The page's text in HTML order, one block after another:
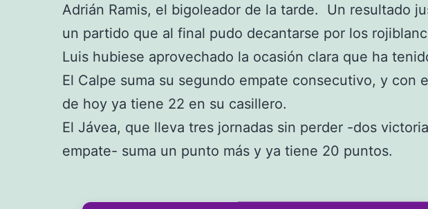
Adrián Ramis, el bigoleador de la tarde. Un resultado
un partido que al final pudo decantarse por los
Luis hubiese aprovechado la ocasión clara que ha
El Calpe suma su segundo empate consecutivo, y con
de hoy ya tiene 22 en su casillero.
El Jávea, que lleva tres jornadas sin perder -dos
empate- suma un punto más y ya tiene 20 puntos.